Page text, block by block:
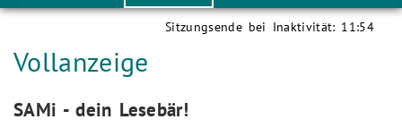
Sitzungsende bei Inaktivität: 11:54
Aktuelle Seite:
Vollanzeige
Aktuelle Seite:
SAMi - dein Lesebär!